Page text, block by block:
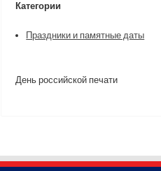
Категории
Праздники и памятные даты
День российской печати